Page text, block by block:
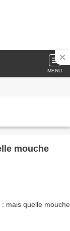
MENU
mouche